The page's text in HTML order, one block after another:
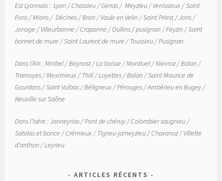
Est Lyonnais : Lyon / Chassieu / Genas / Meyzieu / Venissieux / Saint
Fons / Mions / Décines / Bron / Vaulx en Velin / Saint Priest / Jons /
Jonage / Villeurbanne / Craponne / Oullins / pusignan / Feyzin / Saint
bonnet de mure / Saint Laurent de mure / Toussieu / Pusignan
Dans l’Ain : Miribel / Beynost / La boisse / Montluel / Nievroz / Balan /
Tramoyes / Meximieux / Thill / Loyettes / Balan / Saint Maurice de
Gourdans / Saint Vulbas / Béligneux / Pérouges / Ambérieu en Bugey /
Neuville sur Saône
Dans l’Isère : Janneyrias / Pont de chéruy / Colombier saugnieu /
Satolas et bonce / Crémieux / Tigneu-jameyzieu / Chavanoz / Villette
d’anthon / Leyrieu
ARTICLES RÉCENTS